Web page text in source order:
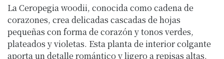
La Ceropegia woodii, conocida como cadena de
corazones, crea delicadas cascadas de hojas
pequeñas con forma de corazón y tonos verdes,
plateados y violetas. Esta planta de interior colgante
aporta un detalle romántico y ligero a repisas altas.